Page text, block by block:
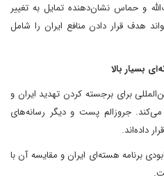
و حماس نشان‌دهنده تمایل به تغییر
هدف قرار دادن منافع ایران را شامل
بسیار بالا
برای برجسته کردن تهدید ایران و
جروزالم پست و دیگر رسانه‌های
داده‌اند.
برنامه هسته‌ای ایران و مقایسه آن با